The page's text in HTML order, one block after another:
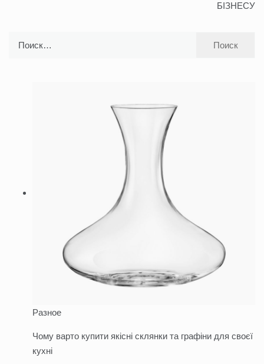
БІЗНЕСУ
Разное
Чому варто купити якісні склянки та графіни для своєї
кухні